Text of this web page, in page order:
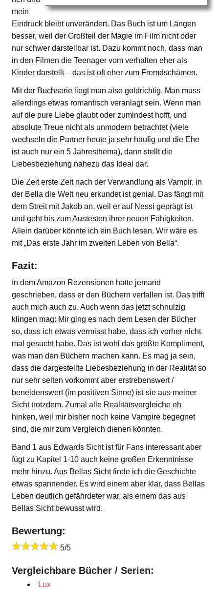
mein
Eindruck bleibt unverändert. Das Buch ist um Längen
besser, weil der Großteil der Magie im Film nicht oder
nur schwer darstellbar ist. Dazu kommt noch, dass man
in den Filmen die Teenager vom verhalten eher als
Kinder darstellt – das ist oft eher zum Fremdschämen.
Mit der Buchserie liegt man also goldrichtig. Man muss
allerdings etwas romantisch veranlagt sein. Wenn man
auf die pure Liebe glaubt oder zumindest hofft, und
absolute Treue nicht als unmodern betrachtet (viele
wechseln die Partner heute ja sehr häufig und die Ehe
ist auch nur ein 5 Jahresthema), dann stellt die
Liebesbeziehung nahezu das Ideal dar.
Die Zeit erste Zeit nach der Verwandlung als Vampir, in
der Bella die Welt neu erkundet ist genial. Das fängt mit
dem Streit mit Jakob an, weil er auf Nessi geprägt ist
und geht bis zum Austesten ihrer neuen Fähigkeiten.
Allein darüber könnte ich ein Buch lesen. Wir wäre es
mit „Das erste Jahr im zweiten Leben von Bella“.
Fazit:
In dem Amazon Rezensionen hatte jemand
geschrieben, dass er den Büchern verfallen ist. Das trifft
auch mich auch zu. Auch wenn das jetzt schnulzig
klingen mag: Mir ging es nach dem Lesen der Bücher
so, dass ich etwas vermisst habe, dass ich vorher nicht
mal gesucht habe. Das ist wohl das größte Kompliment,
was man den Büchern machen kann. Es mag ja sein,
dass die dargestellte Liebesbeziehung in der Realität so
nur sehr selten vorkommt aber erstrebenswert /
beneidenswert (im positiven Sinne) ist sie aus meiner
Sicht trotzdem. Zumal alle Realitätsvergleiche eh
hinken, weil mir bisher noch keine Vampire begegnet
sind, die mir zum Vergleich dienen könnten.
Band 1 aus Edwards Sicht ist für Fans interessant aber
fügt zu Kapitel 1-10 auch keine großen Erkenntnisse
mehr hinzu. Aus Bellas Sicht finde ich die Geschichte
etwas spannender. Es wird einem aber klar, dass Bellas
Leben deutlich gefährdeter war, als einem das aus
Bellas Sicht bewusst wird.
Bewertung:
5/5
Vergleichbare Bücher / Serien:
Lux